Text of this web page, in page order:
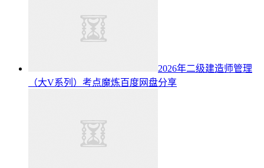
2026年二级建造师管理
（大V系列）考点魔炼百度网盘分享